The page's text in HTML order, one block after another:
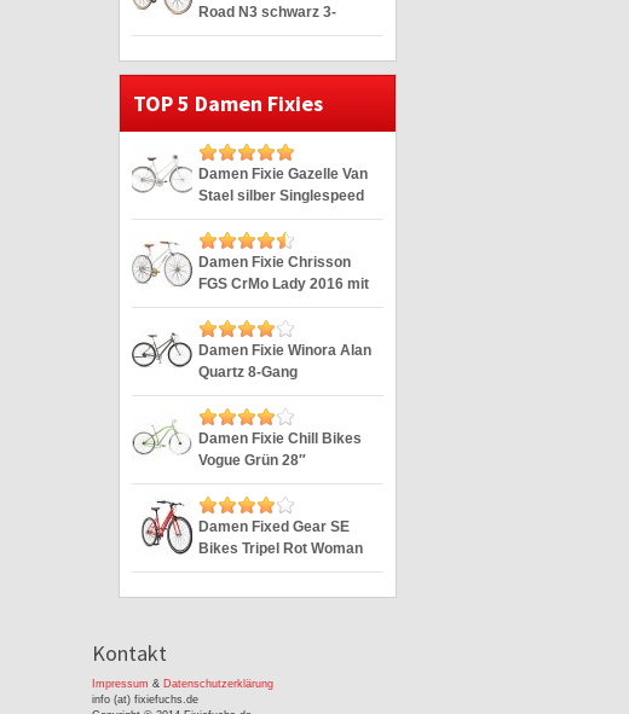
Road N3 schwarz 3-
Gang 28″
TOP 5 Damen Fixies
Damen Fixie Gazelle Van
Stael silber Singlespeed
Silver 28″
Damen Fixie Chrisson
FGS CrMo Lady 2016 mit
2G weiss 28″
Damen Fixie Winora Alan
Quartz 8-Gang
Singlespeed 28“
Damen Fixie Chill Bikes
Vogue Grün 28″
Damen Fixed Gear SE
Bikes Tripel Rot Woman
Fixie 28 Zoll
Kontakt
Impressum & Datenschutzerklärung
info (at) fixiefuchs.de